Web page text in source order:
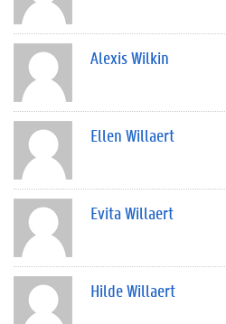
Alexis Wilkin
Ellen Willaert
Evita Willaert
Hilde Willaert